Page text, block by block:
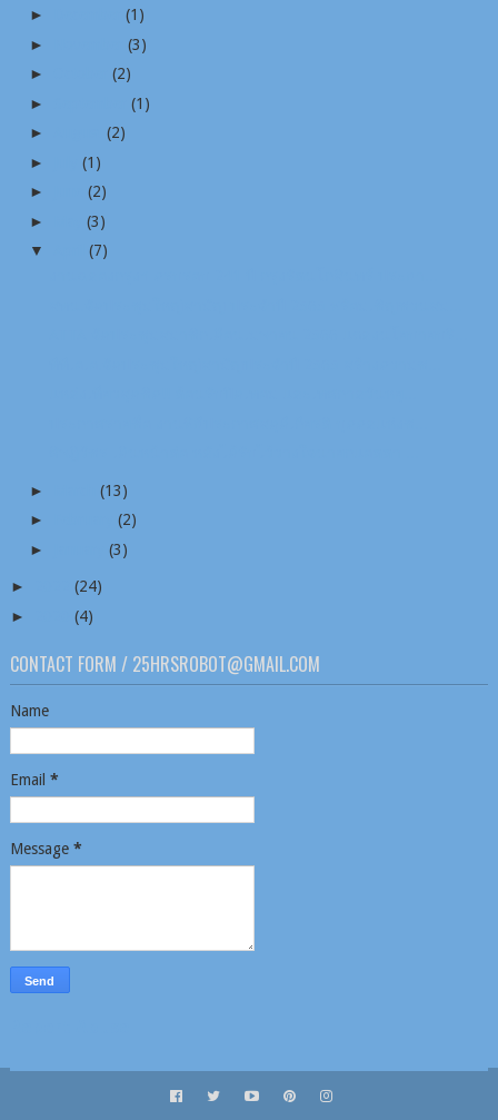
►
(1)
►
(3)
►
(2)
►
(1)
►
(2)
►
(1)
►
(2)
►
(3)
▼
(7)
►
(13)
►
(2)
►
(3)
►
(24)
►
(4)
CONTACT FORM / 25HRSROBOT@GMAIL.COM
Name
Email *
Message *